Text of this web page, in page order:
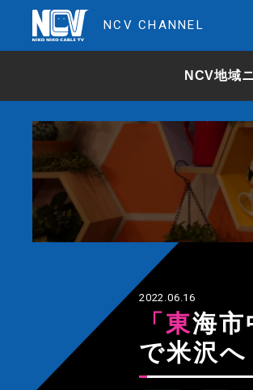
NCV CHANNEL
NCV地域
2022.06.16
「東海市中学生歓迎セレモニー」修学旅行
で米沢へ